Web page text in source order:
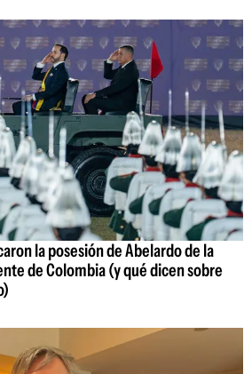
la posesión de Abelardo de la
de Colombia (y qué dicen sobre